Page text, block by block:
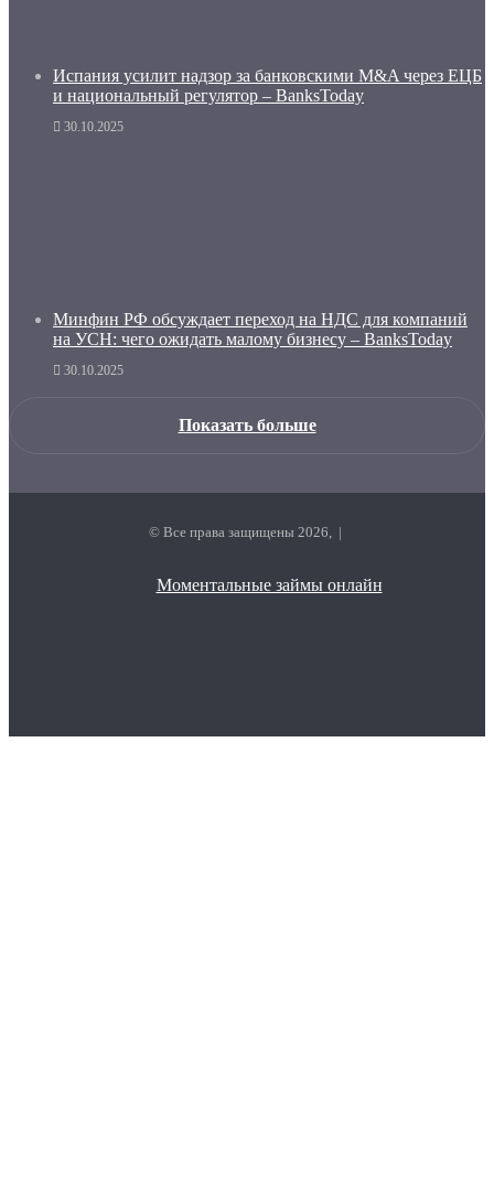
Испания усилит надзор за банковскими M&A через ЕЦБ
и национальный регулятор – BanksToday
30.10.2025
Минфин РФ обсуждает переход на НДС для компаний
на УСН: чего ожидать малому бизнесу – BanksToday
30.10.2025
Показать больше
© Все права защищены 2026, |
Моментальные займы онлайн